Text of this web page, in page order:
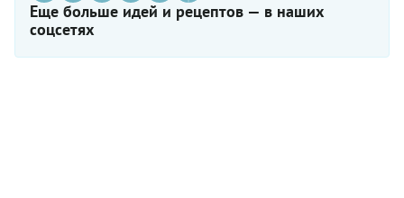
Еще больше идей и рецептов — в наших
соцсетях